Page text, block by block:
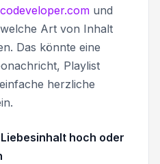
und
Art von Inhalt
Das könnte eine
Playlist
herzliche
hoch oder